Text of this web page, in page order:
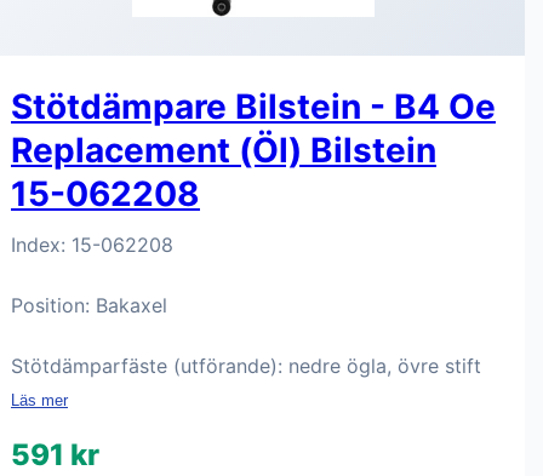
Stötdämpare Bilstein - B4 Oe
Replacement (Öl) Bilstein
15-062208
Index: 15-062208
Position: Bakaxel
Stötdämparfäste (utförande): nedre ögla, övre stift
Läs mer
591 kr